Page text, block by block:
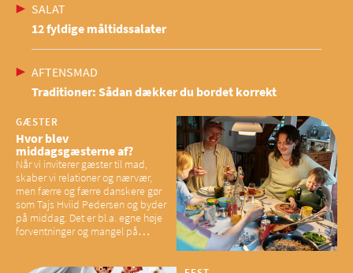
SALAT
12 fyldige måltidssalater
AFTENSMAD
Traditioner: Sådan dækker du bordet korrekt
GÆSTER
Hvor blev
middagsgæsterne af?
Når vi inviterer gæster til mad,
skaber vi relationer og nærvær,
men færre og færre danskere gør
som Tajs Hviid Pedersen og byder
på middag. Det er bl.a. egne høje
forventninger og mangel på